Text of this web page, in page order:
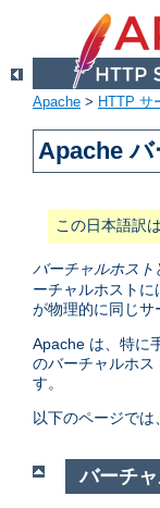
Apache > HTTP サ
Apache
この日本語訳
バーチャルホスト
ーチャルホスト
が物理的に同じサ
Apache は、特に
のバーチャルホス
す。
以下のページでは
バーチ